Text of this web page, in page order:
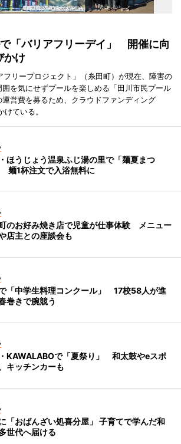
「バリアフリーデイ」 開催に向
かけ
フリープロジェクト」（糸田町）が現在、障害の
を気にせずプールを楽しめる「田川市民プール
営費を募るため、クラウドファンディング
けている。
ほうじょう温泉ふじ湯の里で「麺夏まつ
麺1杯注文で入浴無料に
のお好み焼き店で児童が仕事体験 メニュー
店主との座談会も
「中学生料理コンクール」 17校58人が進
巻きで腕競う
KAWALABOで「夏祭り」 和太鼓やeスポ
キッチンカーも
「おばんざい処喜分屋」 子育てで学んだ和
世代へ届ける